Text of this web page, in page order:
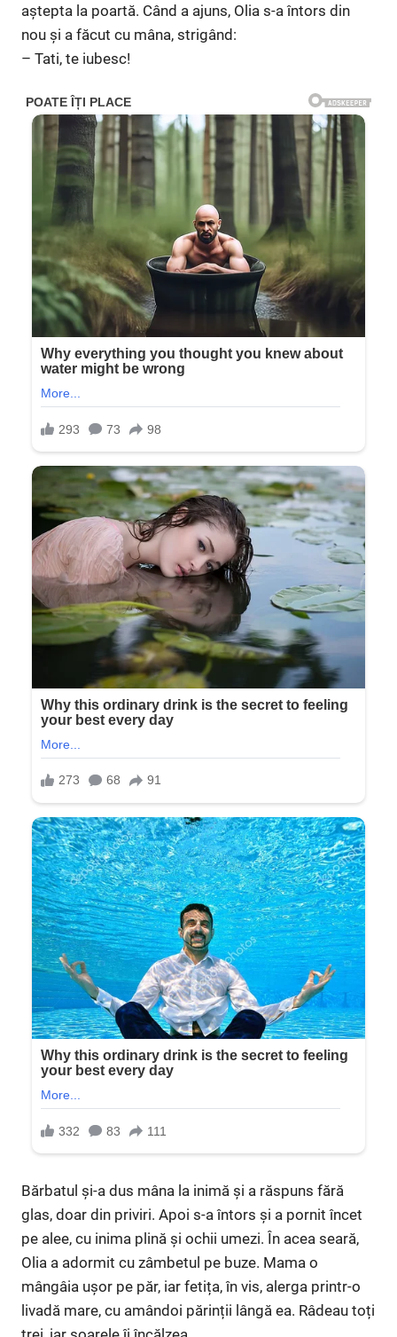
aștepta la poartă. Când a ajuns, Olia s-a întors din
nou și a făcut cu mâna, strigând:
– Tati, te iubesc!
Bărbatul și-a dus mâna la inimă și a răspuns fără
glas, doar din priviri. Apoi s-a întors și a pornit încet
pe alee, cu inima plină și ochii umezi. În acea seară,
Olia a adormit cu zâmbetul pe buze. Mama o
mângâia ușor pe păr, iar fetița, în vis, alerga printr-o
livadă mare, cu amândoi părinții lângă ea. Râdeau toți